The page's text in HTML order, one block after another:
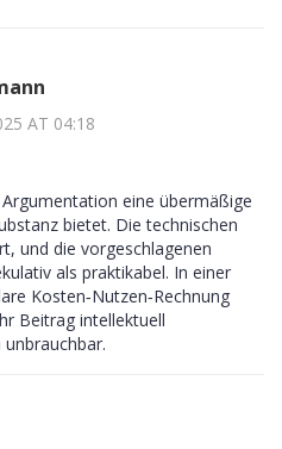
AT 04:18
eine übermäßige
bietet. Die technischen
und die vorgeschlagenen
als praktikabel. In einer
Kosten‑Nutzen‑Rechnung
Beitrag intellektuell